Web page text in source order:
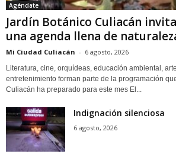
Agéndate
Jardín Botánico Culiacán
una agenda llena de
Mi Ciudad Culiacán - 6 agosto, 2026
Literatura, cine, orquídeas, educación ambiental,
entretenimiento forman parte de la programación
Culiacán ha preparado para este mes El...
Indignación silenciosa
6 agosto, 2026